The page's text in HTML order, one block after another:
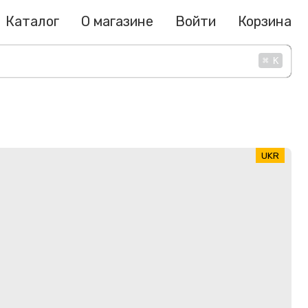
Каталог О магазине Войти Корзина
⌘ K
UKR